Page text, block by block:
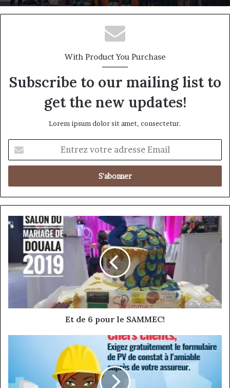
Orange Business Cameroun : l’IA comme
levier de performance pour les
With Product You Purchase
Subscribe to our mailing list to
get the new updates!
Lorem ipsum dolor sit amet, consectetur.
votre
adresse
Et
de
le
SAMMEC!
Et de 6 pour le SAMMEC!
automobilistes